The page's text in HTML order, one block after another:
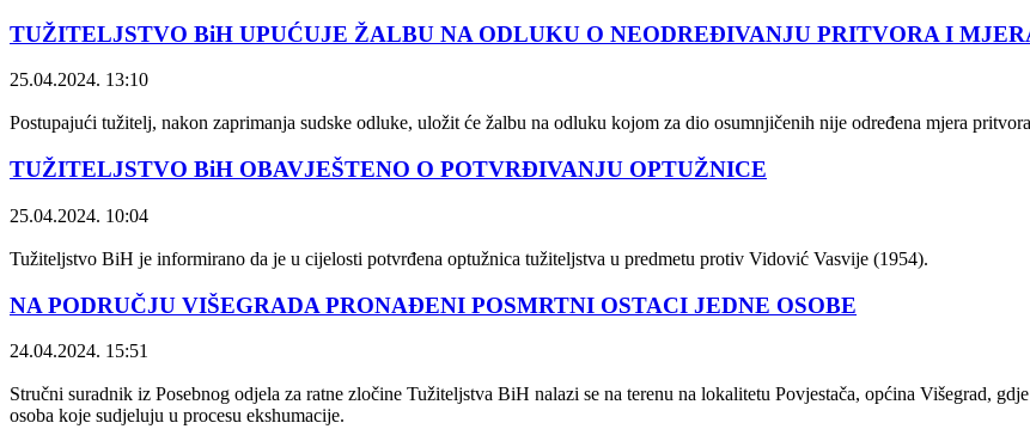
TUŽITELJSTVO BiH UPUĆUJE ŽALBU NA ODLUKU O NEODREĐIVANJU PRITVORA I
25.04.2024. 13:10
Postupajući tužitelj, nakon zaprimanja sudske odluke, uložit će žalbu na odluku kojom za dio osumnjičenih nije određena mjera
TUŽITELJSTVO BiH OBAVJEŠTENO O POTVRĐIVANJU OPTUŽNICE
25.04.2024. 10:04
Tužiteljstvo BiH je informirano da je u cijelosti potvrđena optužnica tužiteljstva u predmetu protiv Vidović Vasvije (1954).
NA PODRUČJU VIŠEGRADA PRONAĐENI POSMRTNI OSTACI JEDNE OSOBE
24.04.2024. 15:51
Stručni suradnik iz Posebnog odjela za ratne zločine Tužiteljstva BiH nalazi se na terenu na lokalitetu Povjestača, općina Višegrad,
osoba koje sudjeluju u procesu ekshumacije.